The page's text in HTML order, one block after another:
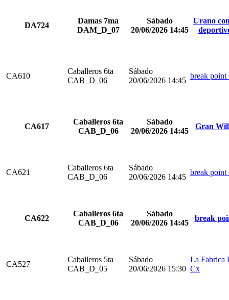
DA724
Damas 7ma
DAM_D_07
Sábado
20/06/2026 14:45
Urano
CA610
Caballeros 6ta
CAB_D_06
Sábado
20/06/2026 14:45
break point
CA617
Caballeros 6ta
CAB_D_06
Sábado
20/06/2026 14:45
Gran
CA621
Caballeros 6ta
CAB_D_06
Sábado
20/06/2026 14:45
break point
CA622
Caballeros 6ta
CAB_D_06
Sábado
20/06/2026 14:45
break
CA527
Caballeros 5ta
CAB_D_05
Sábado
20/06/2026 15:30
La Fabrica
Cx